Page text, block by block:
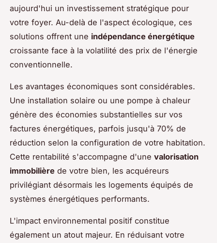
aujourd'hui un investissement stratégique pour
votre foyer. Au-delà de l'aspect écologique, ces
solutions offrent une indépendance énergétique
croissante face à la volatilité des prix de l'énergie
conventionnelle.
Les avantages économiques sont considérables.
Une installation solaire ou une pompe à chaleur
génère des économies substantielles sur vos
factures énergétiques, parfois jusqu'à 70% de
réduction selon la configuration de votre habitation.
Cette rentabilité s'accompagne d'une valorisation
immobilière de votre bien, les acquéreurs
privilégiant désormais les logements équipés de
systèmes énergétiques performants.
L'impact environnemental positif constitue
également un atout majeur. En réduisant votre